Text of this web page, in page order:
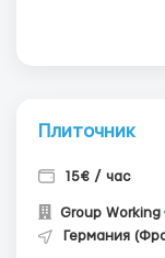
Плиточник
15€ / час
Group Working
Германия